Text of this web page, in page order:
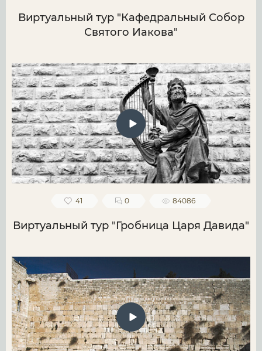
Виртуальный тур "Кафедральный Собор
Святого Иакова"
41 0 84086
Виртуальный тур "Гробница Царя Давида"